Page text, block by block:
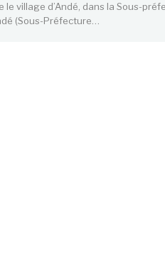
village d’Andé, dans la Sous-
(Sous-Préfecture…